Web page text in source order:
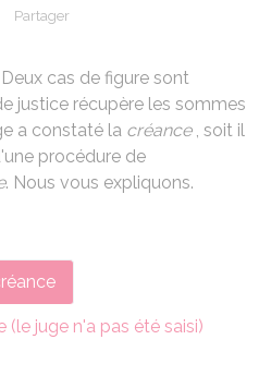
Partager
cas de figure sont
justice récupère les sommes
a constaté la créance, soit il
procédure de
. Nous vous expliquons.
juge n'a pas été saisi)